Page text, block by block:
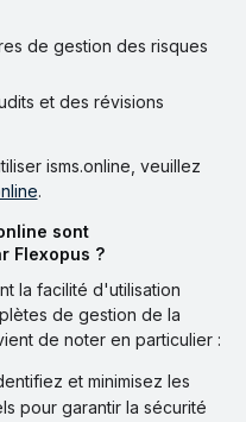
de gestion des risques
et des révisions
isms.online, veuillez
.
Flexopus ?
la facilité d'utilisation
de gestion de la
de noter en particulier :
et minimisez les
pour garantir la sécurité